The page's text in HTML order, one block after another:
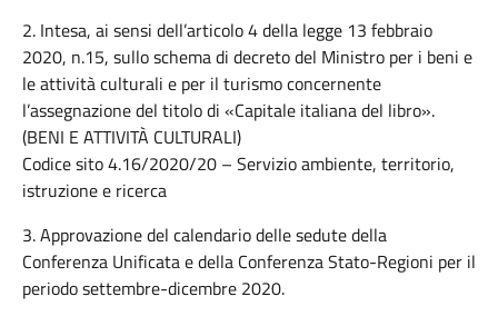
2. Intesa, ai sensi dell’articolo 4 della legge 13 febbraio
2020, n.15, sullo schema di decreto del Ministro per i beni e
le attività culturali e per il turismo concernente
l’assegnazione del titolo di «Capitale italiana del libro».
(BENI E ATTIVITÀ CULTURALI)
Codice sito 4.16/2020/20 – Servizio ambiente, territorio,
istruzione e ricerca
3. Approvazione del calendario delle sedute della
Conferenza Unificata e della Conferenza Stato-Regioni per il
periodo settembre-dicembre 2020.